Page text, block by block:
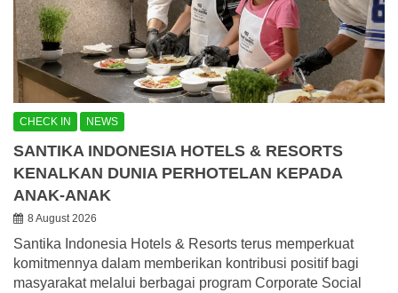
CHECK IN NEWS
SANTIKA INDONESIA HOTELS & RESORTS
KENALKAN DUNIA PERHOTELAN KEPADA
ANAK-ANAK
8 August 2026
Santika Indonesia Hotels & Resorts terus memperkuat
komitmennya dalam memberikan kontribusi positif bagi
masyarakat melalui berbagai program Corporate Social